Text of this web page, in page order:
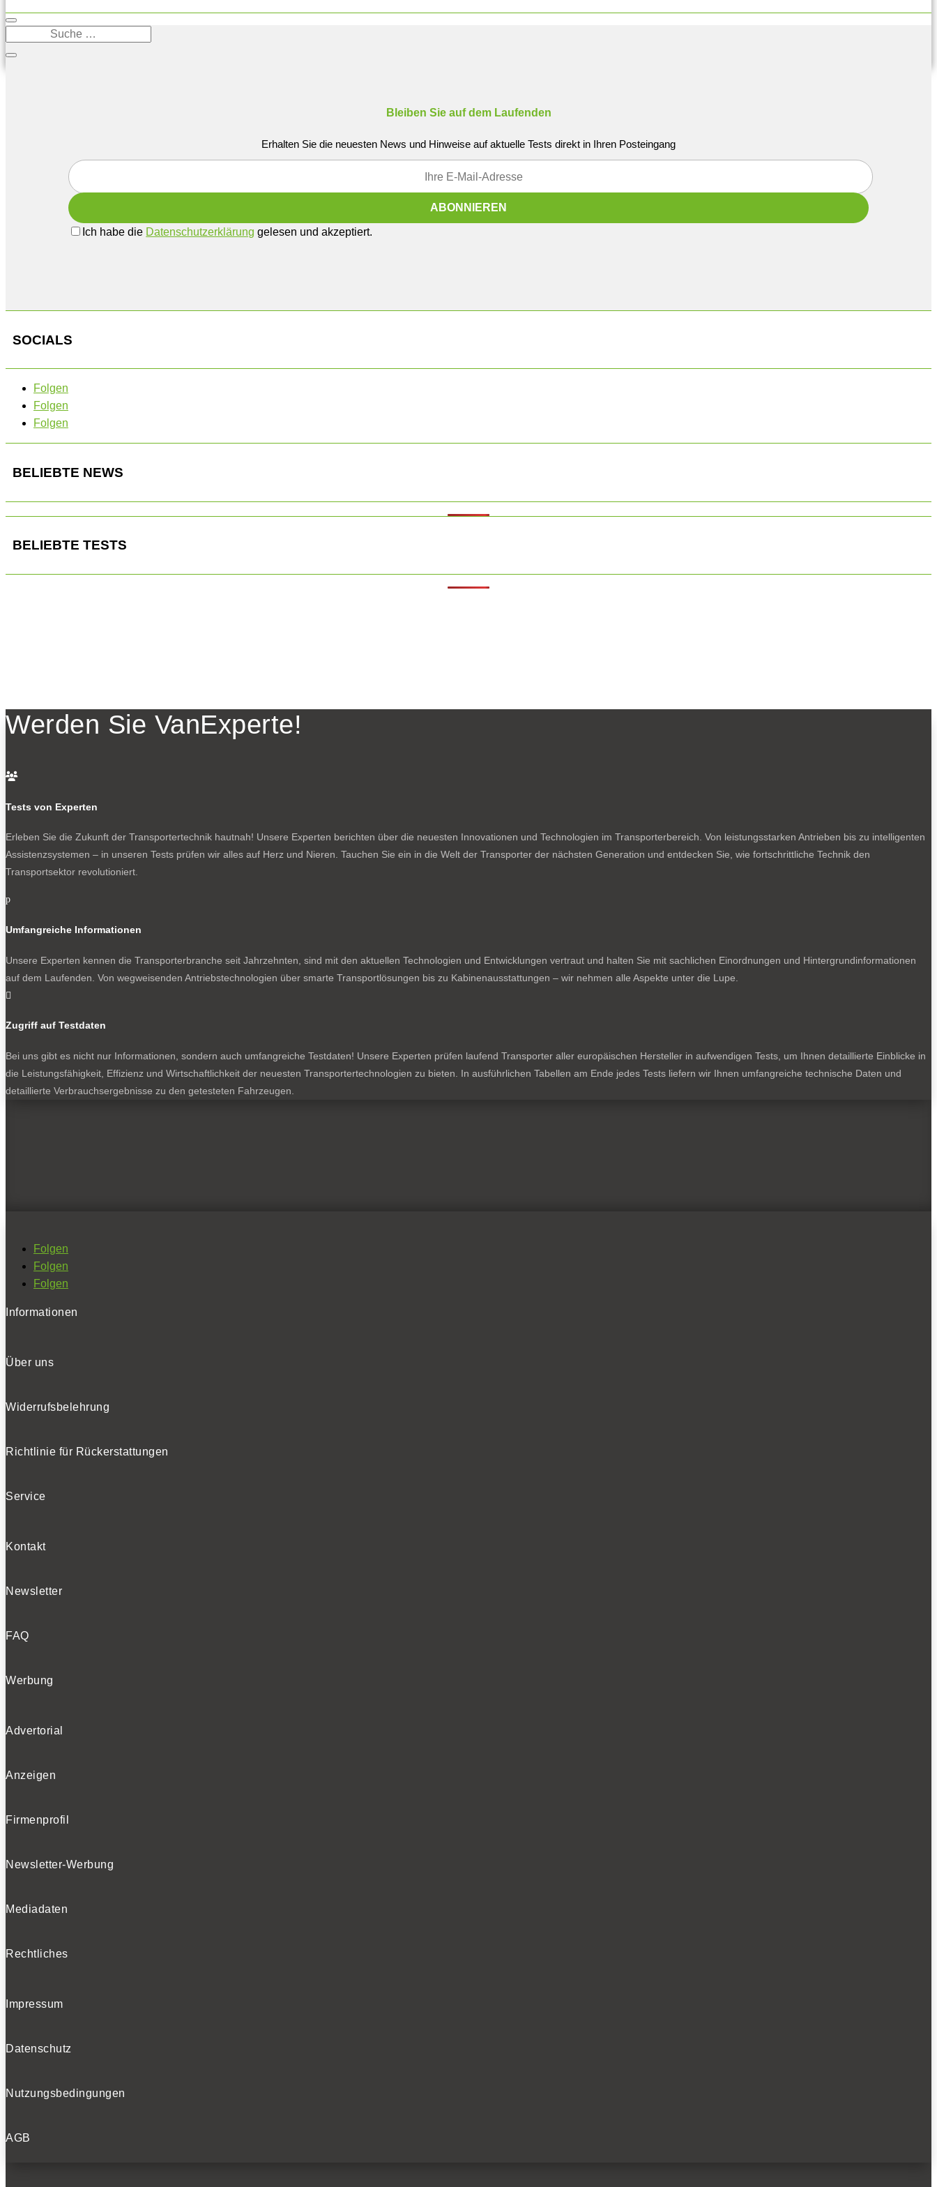
Bleiben Sie auf dem Laufenden
Erhalten Sie die neuesten News und Hinweise auf aktuelle Tests direkt in Ihren Posteingang
Ich habe die Datenschutzerklärung gelesen und akzeptiert.
SOCIALS
Folgen
Folgen
Folgen
BELIEBTE NEWS
BELIEBTE TESTS
Werden Sie VanExperte!

Tests von Experten
Erleben Sie die Zukunft der Transportertechnik hautnah! Unsere Experten berichten über die neuesten Innovationen und Technologien im Transporterbereich. Von leistungsstarken Antrieben bis zu intelligenten
Assistenzsystemen – in unseren Tests prüfen wir alles auf Herz und Nieren. Tauchen Sie ein in die Welt der Transporter der nächsten Generation und entdecken Sie, wie fortschrittliche Technik den
Transportsektor revolutioniert.
p
Umfangreiche Informationen
Unsere Experten kennen die Transporterbranche seit Jahrzehnten, sind mit den aktuellen Technologien und Entwicklungen vertraut und halten Sie mit sachlichen Einordnungen und Hintergrundinformationen
auf dem Laufenden. Von wegweisenden Antriebstechnologien über smarte Transportlösungen bis zu Kabinenausstattungen – wir nehmen alle Aspekte unter die Lupe.

Zugriff auf Testdaten
Bei uns gibt es nicht nur Informationen, sondern auch umfangreiche Testdaten! Unsere Experten prüfen laufend Transporter aller europäischen Hersteller in aufwendigen Tests, um Ihnen detaillierte Einblicke in
die Leistungsfähigkeit, Effizienz und Wirtschaftlichkeit der neuesten Transportertechnologien zu bieten. In ausführlichen Tabellen am Ende jedes Tests liefern wir Ihnen umfangreiche technische Daten und
detaillierte Verbrauchsergebnisse zu den getesteten Fahrzeugen.
Folgen
Folgen
Folgen
Informationen
Über uns
Widerrufsbelehrung
Richtlinie für Rückerstattungen
Service
Kontakt
Newsletter
FAQ
Werbung
Advertorial
Anzeigen
Firmenprofil
Newsletter-Werbung
Mediadaten
Rechtliches
Impressum
Datenschutz
Nutzungsbedingungen
AGB